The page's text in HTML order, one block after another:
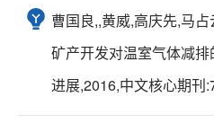
曹国良,,黄威,高庆先,马
矿产开发对温室气体减
进展,2016,中文核心期刊